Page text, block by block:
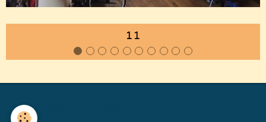
1 1
Générations Mouvement MALICORNE